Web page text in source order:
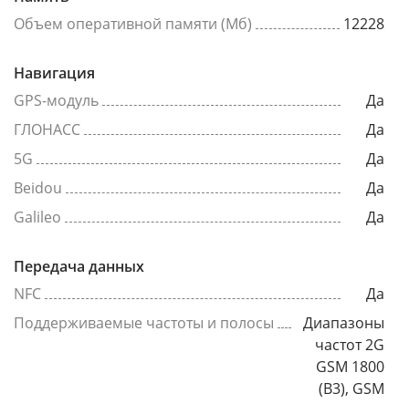
Объем оперативной памяти (Мб)
12228
Навигация
GPS-модуль
Да
ГЛОНАСС
Да
5G
Да
Beidou
Да
Galileo
Да
Передача данных
NFC
Да
Поддерживаемые частоты и полосы
Диапазоны
частот 2G
GSM 1800
(B3), GSM